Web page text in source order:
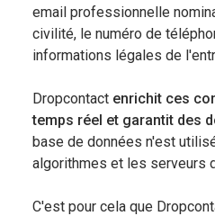
email professionnelle
civilité, le numéro de
informations légales de
Dropcontact enrichit ces
temps réel et garantit des
base de données n'est
algorithmes et les serveurs
C'est pour cela que